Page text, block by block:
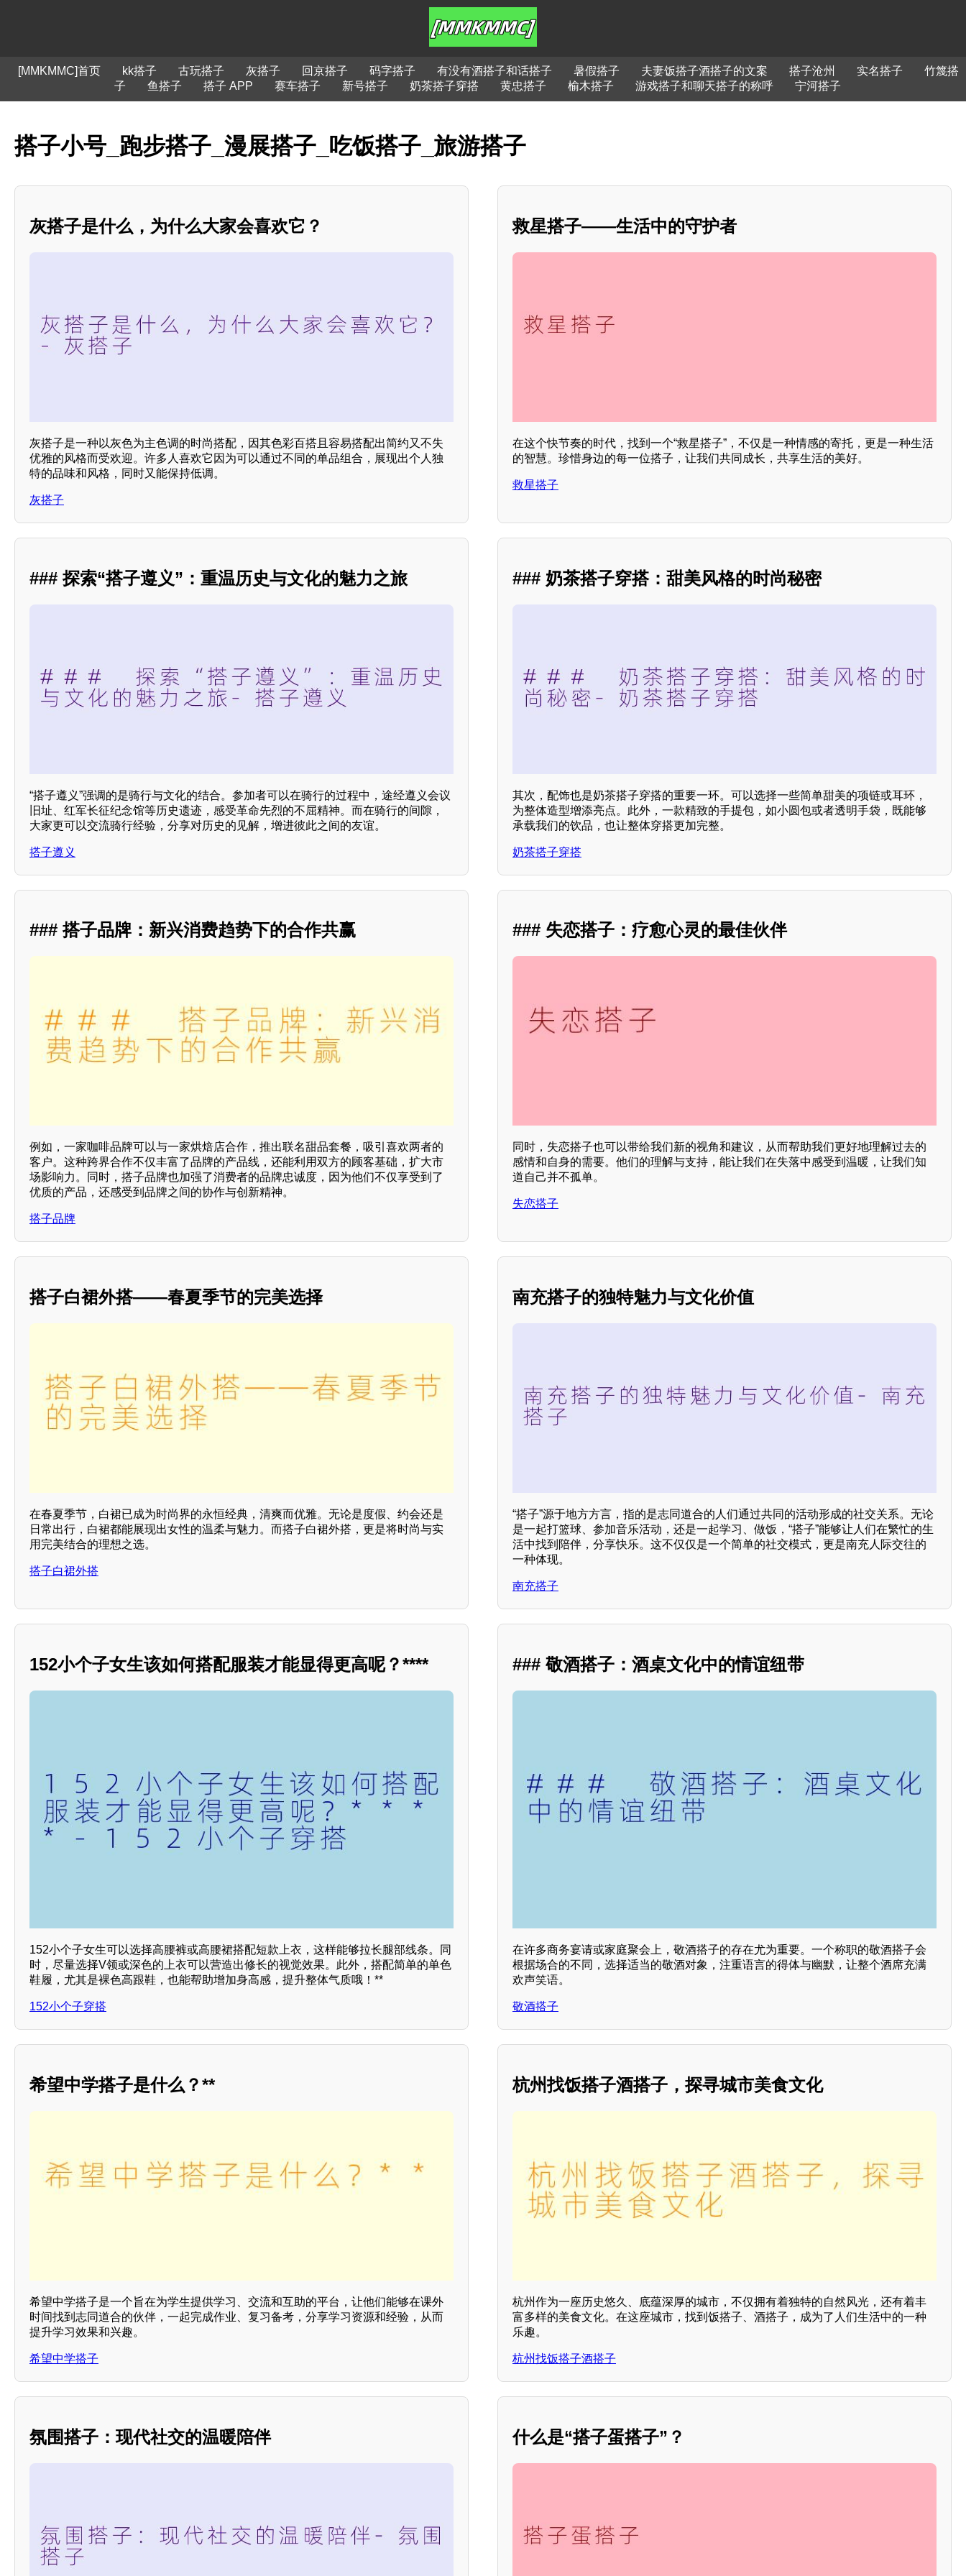
[MMKMMC]首页 kk搭子 古玩搭子 灰搭子 回京搭子 码字搭子 有没有酒搭子和话搭子 暑假搭子 夫妻饭搭子酒搭子的文案 搭子沧州 实名搭子
竹篾搭
子
鱼搭子 搭子 APP 赛车搭子 新号搭子 奶茶搭子穿搭 黄忠搭子 榆木搭子 游戏搭子和聊天搭子的称呼 宁河搭子
搭子小号_跑步搭子_漫展搭子_吃饭搭子_旅游搭子
灰搭子是什么，为什么大家会喜欢它？
灰搭子是一种以灰色为主色调的时尚搭配，因其色彩百搭且容易搭配出简约又不失
优雅的风格而受欢迎。许多人喜欢它因为可以通过不同的单品组合，展现出个人独
特的品味和风格，同时又能保持低调。
灰搭子
救星搭子——生活中的守护者
在这个快节奏的时代，找到一个“救星搭子”，不仅是一种情感的寄托，更是一种生活
的智慧。珍惜身边的每一位搭子，让我们共同成长，共享生活的美好。
救星搭子
### 探索“搭子遵义”：重温历史与文化的魅力之旅
“搭子遵义”强调的是骑行与文化的结合。参加者可以在骑行的过程中，途经遵义会议
旧址、红军长征纪念馆等历史遗迹，感受革命先烈的不屈精神。而在骑行的间隙，
大家更可以交流骑行经验，分享对历史的见解，增进彼此之间的友谊。
搭子遵义
### 奶茶搭子穿搭：甜美风格的时尚秘密
其次，配饰也是奶茶搭子穿搭的重要一环。可以选择一些简单甜美的项链或耳环，
为整体造型增添亮点。此外，一款精致的手提包，如小圆包或者透明手袋，既能够
承载我们的饮品，也让整体穿搭更加完整。
奶茶搭子穿搭
### 搭子品牌：新兴消费趋势下的合作共赢
例如，一家咖啡品牌可以与一家烘焙店合作，推出联名甜品套餐，吸引喜欢两者的
客户。这种跨界合作不仅丰富了品牌的产品线，还能利用双方的顾客基础，扩大市
场影响力。同时，搭子品牌也加强了消费者的品牌忠诚度，因为他们不仅享受到了
优质的产品，还感受到品牌之间的协作与创新精神。
搭子品牌
### 失恋搭子：疗愈心灵的最佳伙伴
同时，失恋搭子也可以带给我们新的视角和建议，从而帮助我们更好地理解过去的
感情和自身的需要。他们的理解与支持，能让我们在失落中感受到温暖，让我们知
道自己并不孤单。
失恋搭子
搭子白裙外搭——春夏季节的完美选择
在春夏季节，白裙已成为时尚界的永恒经典，清爽而优雅。无论是度假、约会还是
日常出行，白裙都能展现出女性的温柔与魅力。而搭子白裙外搭，更是将时尚与实
用完美结合的理想之选。
搭子白裙外搭
南充搭子的独特魅力与文化价值
“搭子”源于地方方言，指的是志同道合的人们通过共同的活动形成的社交关系。无论
是一起打篮球、参加音乐活动，还是一起学习、做饭，“搭子”能够让人们在繁忙的生
活中找到陪伴，分享快乐。这不仅仅是一个简单的社交模式，更是南充人际交往的
一种体现。
南充搭子
152小个子女生该如何搭配服装才能显得更高呢？****
152小个子女生可以选择高腰裤或高腰裙搭配短款上衣，这样能够拉长腿部线条。同
时，尽量选择V领或深色的上衣可以营造出修长的视觉效果。此外，搭配简单的单色
鞋履，尤其是裸色高跟鞋，也能帮助增加身高感，提升整体气质哦！**
152小个子穿搭
### 敬酒搭子：酒桌文化中的情谊纽带
在许多商务宴请或家庭聚会上，敬酒搭子的存在尤为重要。一个称职的敬酒搭子会
根据场合的不同，选择适当的敬酒对象，注重语言的得体与幽默，让整个酒席充满
欢声笑语。
敬酒搭子
希望中学搭子是什么？**
希望中学搭子是一个旨在为学生提供学习、交流和互助的平台，让他们能够在课外
时间找到志同道合的伙伴，一起完成作业、复习备考，分享学习资源和经验，从而
提升学习效果和兴趣。
希望中学搭子
杭州找饭搭子酒搭子，探寻城市美食文化
杭州作为一座历史悠久、底蕴深厚的城市，不仅拥有着独特的自然风光，还有着丰
富多样的美食文化。在这座城市，找到饭搭子、酒搭子，成为了人们生活中的一种
乐趣。
杭州找饭搭子酒搭子
氛围搭子：现代社交的温暖陪伴 什么是“搭子蛋搭子”？